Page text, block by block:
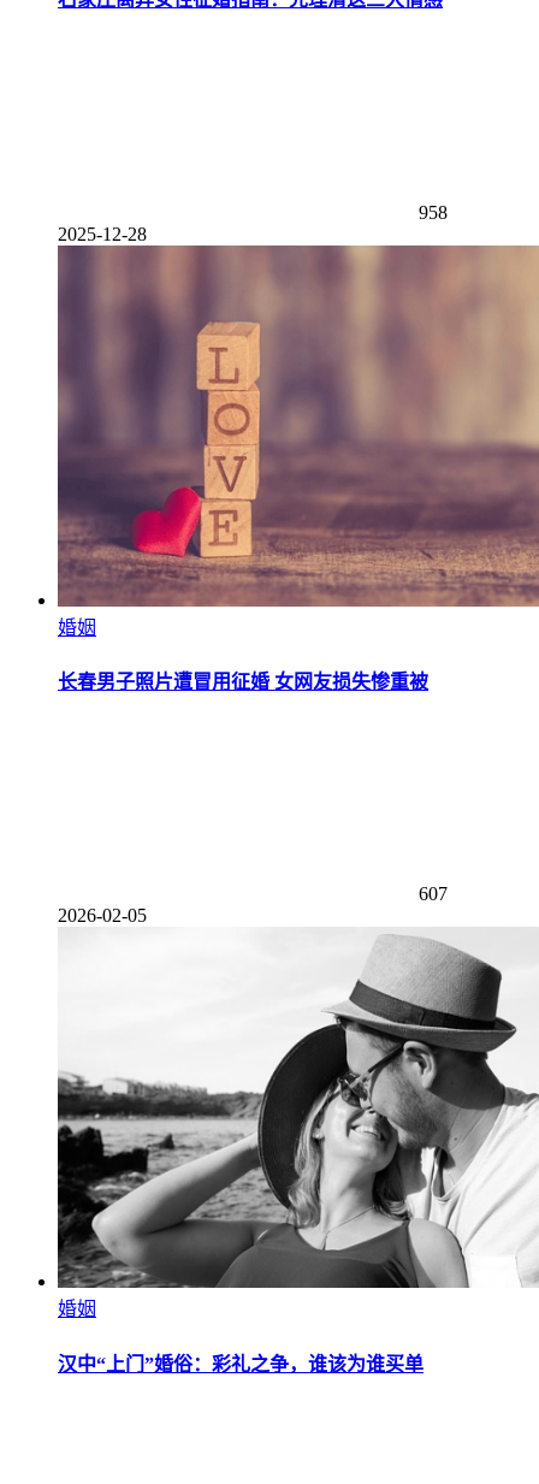
958
2025-12-28
婚姻
长春男子照片遭冒用征婚 女网友损失惨重被
607
2026-02-05
婚姻
汉中“上门”婚俗：彩礼之争，谁该为谁买单